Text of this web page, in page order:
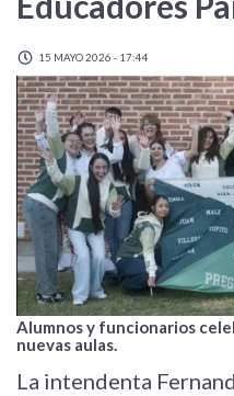
15 MAYO 2026 - 17:44
Alumnos y funcionarios
nuevas aulas.
La intendenta